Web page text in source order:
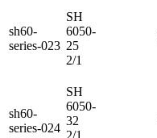
sh60-
series-023
SH
6050-
25
2/1
sh60-
series-024
SH
6050-
32
2/1